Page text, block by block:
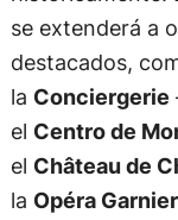
se extenderá a
destacados,
la Conciergerie
el Centro de
el Château de
la Opéra Garnier